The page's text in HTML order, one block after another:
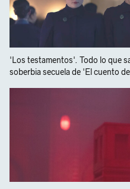
'Los testamentos'. Todo lo que
soberbia secuela de 'El cuento